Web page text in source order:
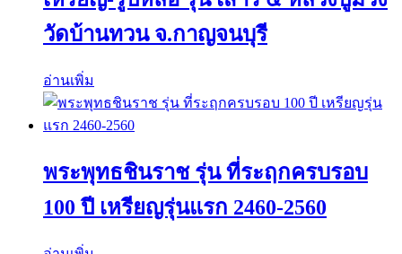
วัดบ้านทวน จ.กาญจนบุรี
อ่านเพิ่ม
พระพุทธชินราช รุ่น ที่ระฤกครบรอบ
100 ปี เหรียญรุ่นแรก 2460-2560